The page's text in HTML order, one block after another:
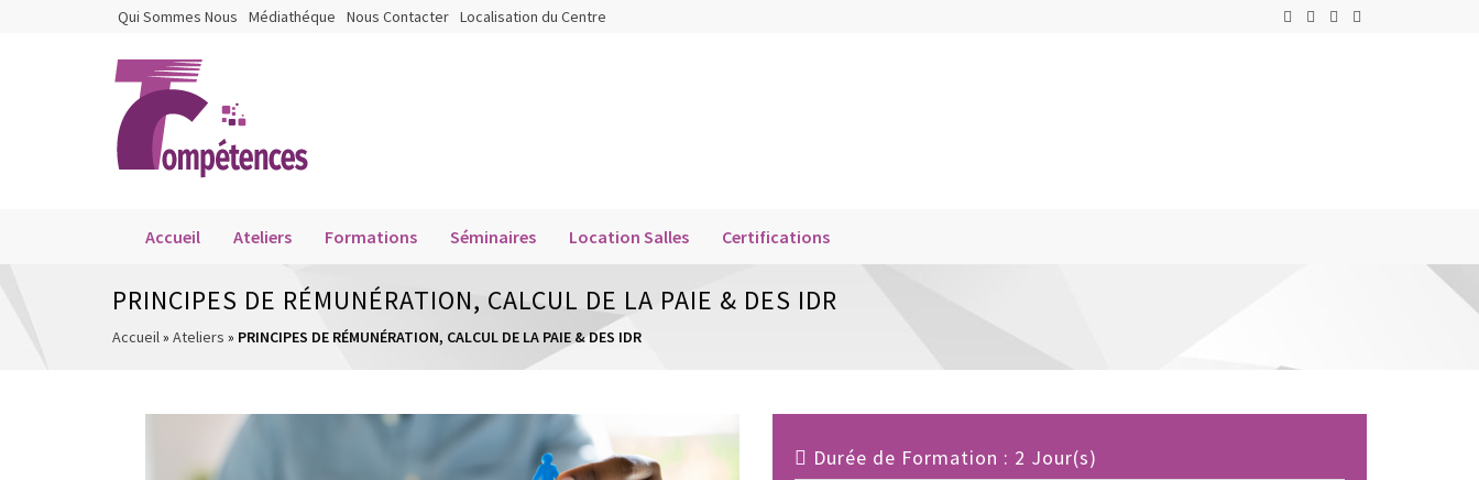
Qui Sommes Nous Médiathéque Nous Contacter Localisation du Centre
Accueil Ateliers Formations Séminaires Location Salles Certifications
PRINCIPES DE RÉMUNÉRATION, CALCUL DE LA PAIE & DES IDR
Accueil» Ateliers » PRINCIPES DE RÉMUNÉRATION, CALCUL DE LA PAIE & DES IDR
Durée de Formation : 2 Jour(s)